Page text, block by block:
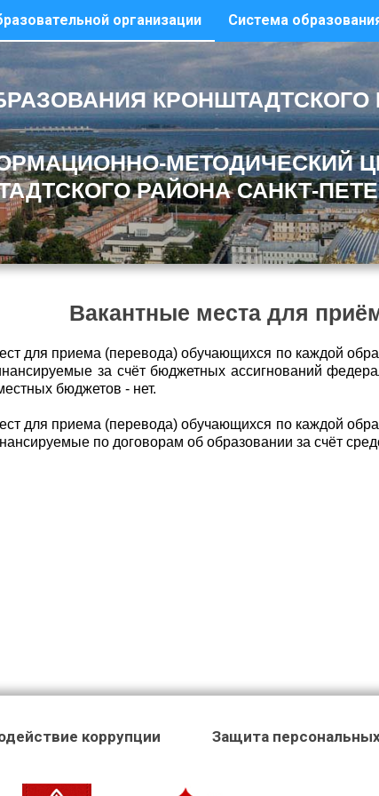
организации Система
КРОНШТАДТСКОГО
МЕТОДИЧЕСКИЙ
РАЙОНА САНКТ-
Вакантные места для
для приема (перевода) обучающихся по каждой
за счёт бюджетных ассигнований
бюджетов - нет.
для приема (перевода) обучающихся по каждой
по договорам об образовании за счёт
коррупции Защита